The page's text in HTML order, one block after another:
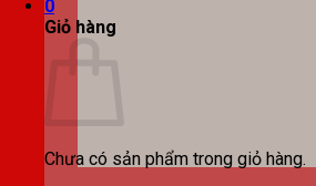
0
Giỏ hàng
Chưa có sản phẩm trong giỏ hàng.